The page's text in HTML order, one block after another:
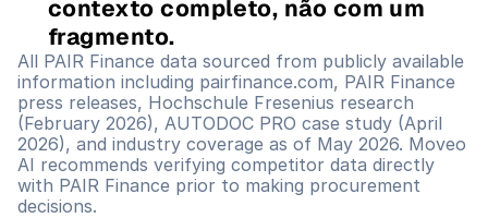
contexto completo, não com um
fragmento.
All PAIR Finance data sourced from publicly available
information including pairfinance.com, PAIR Finance
press releases, Hochschule Fresenius research
(February 2026), AUTODOC PRO case study (April
2026), and industry coverage as of May 2026. Moveo
AI recommends verifying competitor data directly
with PAIR Finance prior to making procurement
decisions.